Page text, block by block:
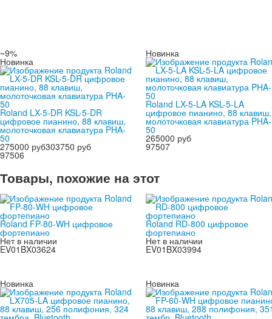
~9%
Новинка
Roland LX-5-DR KSL-5-DR
цифровое пианино, 88 клавиш,
молоточковая клавиатура PHA-
50
275000 руб303750 руб
97506
Новинка
Roland LX-5-LA KSL-5-LA
цифровое пианино, 88 клавиш,
молоточковая клавиатура PHA-
50
265000 руб
97507
Товары, похожие на этот
Roland FP-80-WH цифровое
фортепиано
Нет в наличии
EV01BX03624
Roland RD-800 цифровое
фортепиано
Нет в наличии
EV01BX03994
Новинка Новинка